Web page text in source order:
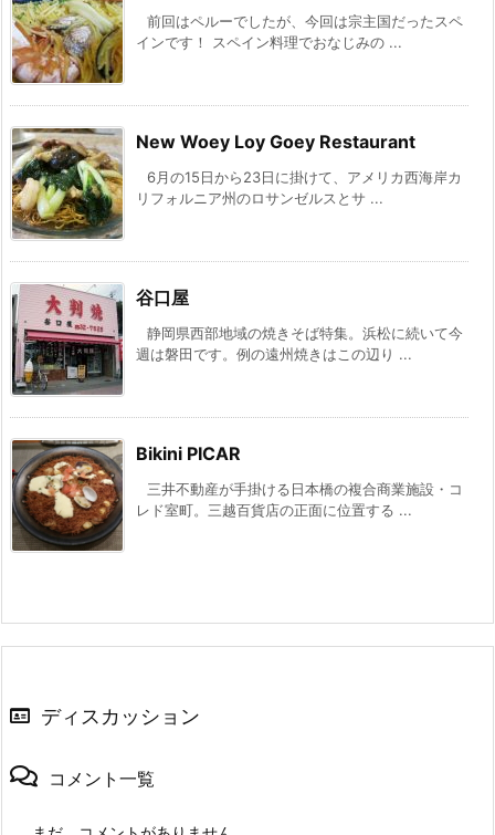
前回はペルーでしたが、今回は宗主国だったスペ
インです！ スペイン料理でおなじみの ...
New Woey Loy Goey Restaurant
6月の15日から23日に掛けて、アメリカ西海岸カ
リフォルニア州のロサンゼルスとサ ...
谷口屋
静岡県西部地域の焼きそば特集。浜松に続いて今
週は磐田です。例の遠州焼きはこの辺り ...
Bikini PICAR
三井不動産が手掛ける日本橋の複合商業施設・コ
レド室町。三越百貨店の正面に位置する ...
ディスカッション
コメント一覧